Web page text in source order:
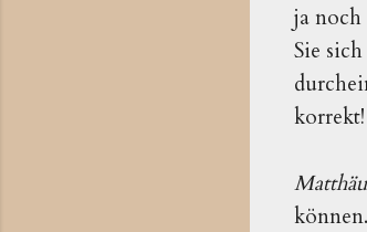
ja noch
Sie
korrekt!